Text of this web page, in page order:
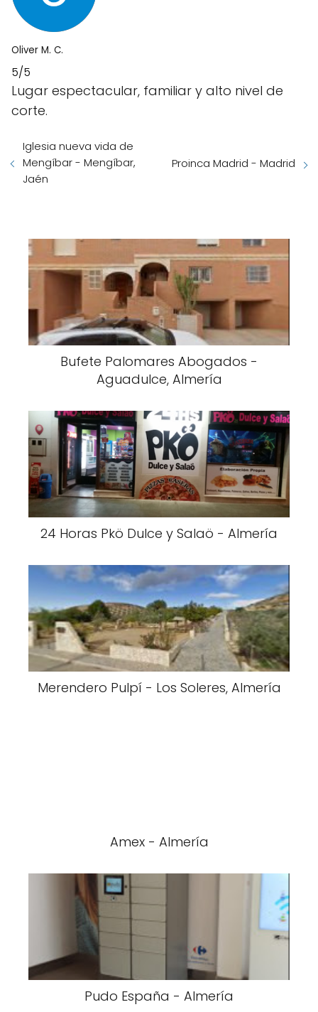
Oliver M. C.
5/5
Lugar espectacular, familiar y alto nivel de
corte.
Iglesia nueva vida de
Mengíbar - Mengíbar,
Jaén
Proinca Madrid - Madrid
Bufete Palomares Abogados -
Aguadulce, Almería
24 Horas Pkö Dulce y Salaö - Almería
Merendero Pulpí - Los Soleres, Almería
Amex - Almería
Pudo España - Almería